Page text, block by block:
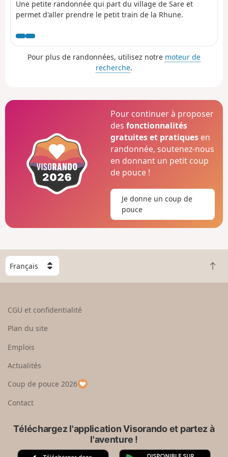
Une petite randonnée qui part du village de Sare et
permet d'aller prendre le petit train de la Rhune.
Pour plus de randonnées, utilisez notre moteur de
recherche.
Pour continuer à proposer
desfonctionnalités
gratuites et pratiques en
randonnée, soutenez-nous
en donnant un petit coup
de pouce !
Je donne un coup de
pouce
C
h
o
e
u
p
a
R
e
CGU et confidentialité
Plan du site
Emplois
Actualités
Coup de pouce 2026
Contact
Téléchargez l'application Visorando et partez à
l'aventure !
A G